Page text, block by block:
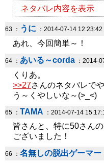
ネタバレ内容を表示
63 ： うに ：2014-07-14 12:23:42
あれ、今回簡単～！
64 ： あいる～corda ：2014-
くりあ。
>>27さんのネタバレで
う～くやしいな～(>_<)
65 ： TAMA ：2014-07-14
皆さんと、特に50さん
ございました！
66 ： 名無しの脱出ゲーマー